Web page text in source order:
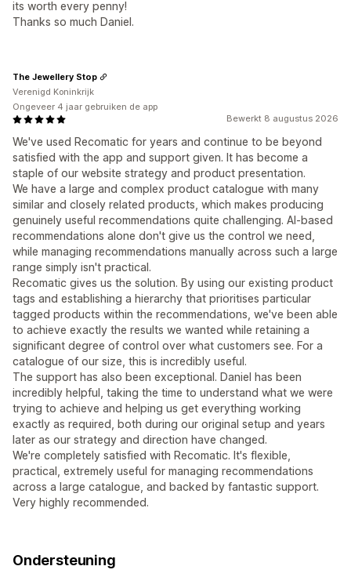
its worth every penny!
Thanks so much Daniel.
Bewerkt 8 augustus 2026
We've used Recomatic for years and continue to be beyond
satisfied with the app and support given. It has become a
staple of our website strategy and product presentation.
We have a large and complex product catalogue with many
similar and closely related products, which makes producing
genuinely useful recommendations quite challenging. AI-based
recommendations alone don't give us the control we need,
while managing recommendations manually across such a large
range simply isn't practical.
Recomatic gives us the solution. By using our existing product
tags and establishing a hierarchy that prioritises particular
tagged products within the recommendations, we've been able
to achieve exactly the results we wanted while retaining a
significant degree of control over what customers see. For a
catalogue of our size, this is incredibly useful.
The support has also been exceptional. Daniel has been
incredibly helpful, taking the time to understand what we were
trying to achieve and helping us get everything working
exactly as required, both during our original setup and years
later as our strategy and direction have changed.
We're completely satisfied with Recomatic. It's flexible,
practical, extremely useful for managing recommendations
across a large catalogue, and backed by fantastic support.
Very highly recommended.
The Jewellery Stop
Verenigd Koninkrijk
Ongeveer 4 jaar gebruiken de app
Ondersteuning